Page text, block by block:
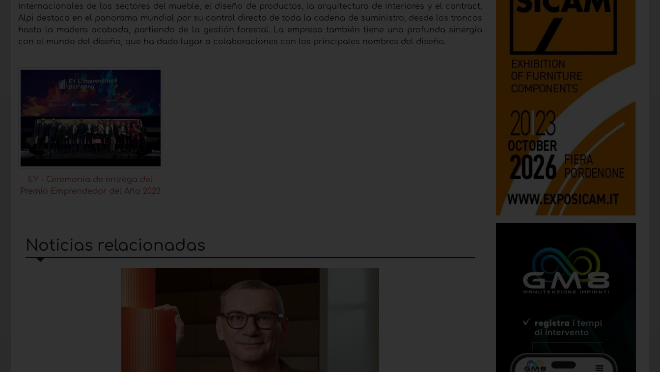
internacionales de los sectores del mueble, el diseño de productos, la arquitectura de interiores y el contract,
Alpi destaca en el panorama mundial por su control directo de toda la cadena de suministro, desde los troncos
hasta la madera acabada, partiendo de la gestión forestal. La empresa también tiene una profunda sinergia
con el mundo del diseño, que ha dado lugar a colaboraciones con los principales nombres del diseño.
EY - Ceremonia de entrega del
Premio Emprendedor del Año 2023
Noticias relacionadas